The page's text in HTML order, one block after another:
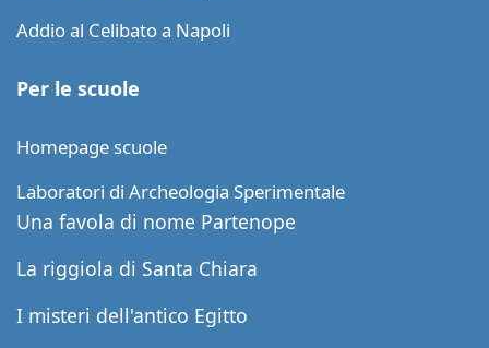
Addio al Celibato a Napoli
Per le scuole
Homepage scuole
Laboratori di Archeologia Sperimentale
Una favola di nome Partenope
La riggiola di Santa Chiara
I misteri dell'antico Egitto